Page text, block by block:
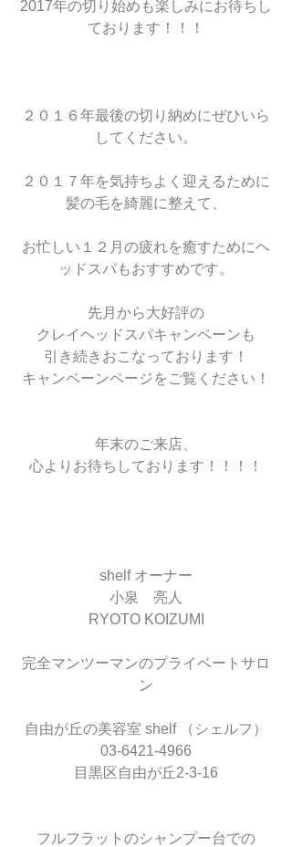
2017年の切り始めも楽しみにお待ちし
ております！！！
２０１６年最後の切り納めにぜひいら
してください。
２０１７年を気持ちよく迎えるために
髪の毛を綺麗に整えて、
お忙しい１２月の疲れを癒すためにヘ
ッドスパもおすすめです。
先月から大好評の
クレイヘッドスパキャンペーンも
引き続きおこなっております！
キャンペーンページをご覧ください！
年末のご来店、
心よりお待ちしております！！！！
shelf オーナー
小泉　亮人
RYOTO KOIZUMI
完全マンツーマンのプライベートサロ
ン
自由が丘の美容室 shelf （シェルフ）
03-6421-4966
目黒区自由が丘2-3-16
フルフラットのシャンプー台での